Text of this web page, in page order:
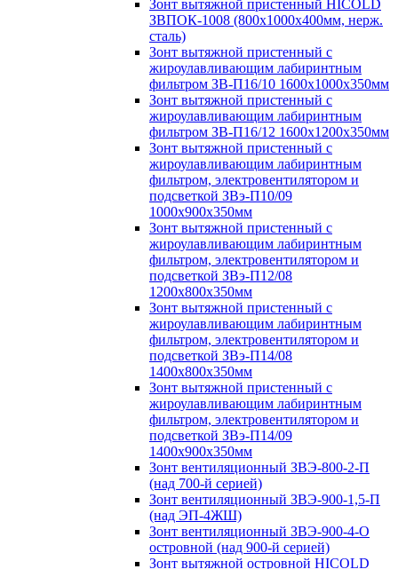
Зонт вытяжной пристенный HICOLD
ЗВПОК-1008 (800х1000х400мм, нерж.
сталь)
Зонт вытяжной пристенный с
жироулавливающим лабиринтным
фильтром ЗВ-П16/10 1600х1000х350мм
Зонт вытяжной пристенный с
жироулавливающим лабиринтным
фильтром ЗВ-П16/12 1600х1200х350мм
Зонт вытяжной пристенный с
жироулавливающим лабиринтным
фильтром, электровентилятором и
подсветкой ЗВэ-П10/09
1000х900х350мм
Зонт вытяжной пристенный с
жироулавливающим лабиринтным
фильтром, электровентилятором и
подсветкой ЗВэ-П12/08
1200х800х350мм
Зонт вытяжной пристенный с
жироулавливающим лабиринтным
фильтром, электровентилятором и
подсветкой ЗВэ-П14/08
1400х800х350мм
Зонт вытяжной пристенный с
жироулавливающим лабиринтным
фильтром, электровентилятором и
подсветкой ЗВэ-П14/09
1400х900х350мм
Зонт вентиляционный ЗВЭ-800-2-П
(над 700-й серией)
Зонт вентиляционный ЗВЭ-900-1,5-П
(над ЭП-4ЖШ)
Зонт вентиляционный ЗВЭ-900-4-О
островной (над 900-й серией)
Зонт вытяжной островной HICOLD